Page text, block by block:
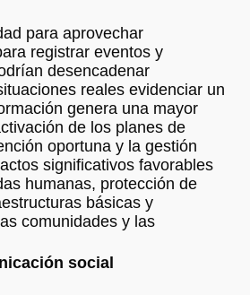
para aprovechar
registrar eventos y
desencadenar
reales evidenciar un
genera una mayor
de los planes de
oportuna y la gestión
significativos favorables
humanas, protección de
básicas y
comunidades y las
social